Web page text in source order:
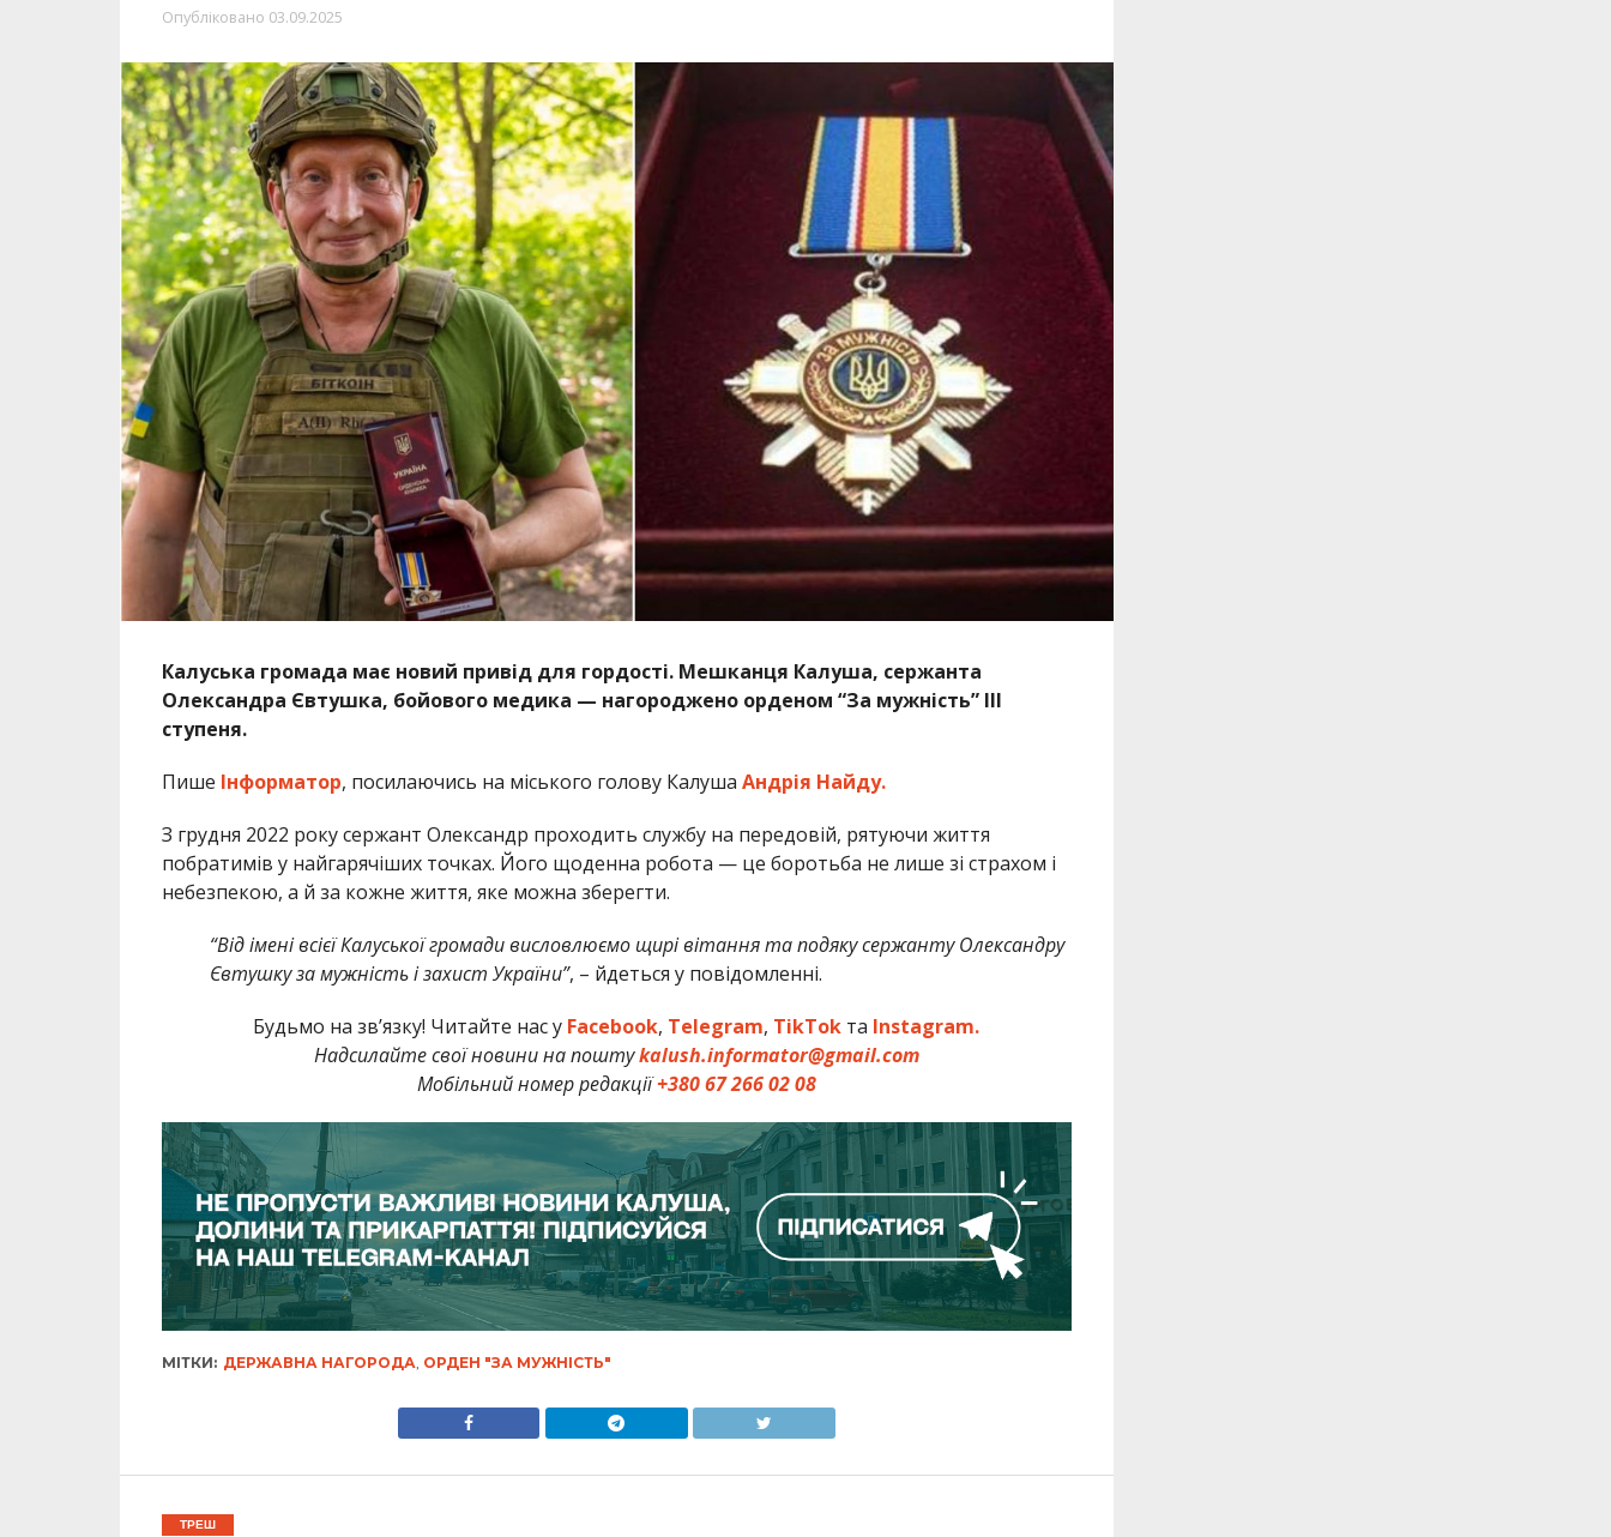
Опубліковано 03.09.2025
Калуська громада має новий привід для гордості. Мешканця Калуша, сержанта
Олександра Євтушка, бойового медика — нагороджено орденом “За мужність” ІІІ
ступеня.
Пише Інформатор, посилаючись на міського голову Калуша Андрія Найду.
З грудня 2022 року сержант Олександр проходить службу на передовій, рятуючи життя
побратимів у найгарячіших точках. Його щоденна робота — це боротьба не лише зі страхом і
небезпекою, а й за кожне життя, яке можна зберегти.
“Від імені всієї Калуської громади висловлюємо щирі вітання та подяку сержанту Олександру
Євтушку за мужність і захист України”, – йдеться у повідомленні.
Будьмо на зв’язку! Читайте нас у Facebook, Telegram, TikTok та Instagram.
Надсилайте свої новини на поштуkalush.informator@gmail.com
Мобільний номер редакції+380 67 266 02 08
МІТКИ: ДЕРЖАВНА НАГОРОДА, ОРДЕН "ЗА МУЖНІСТЬ"
ТРЕШ